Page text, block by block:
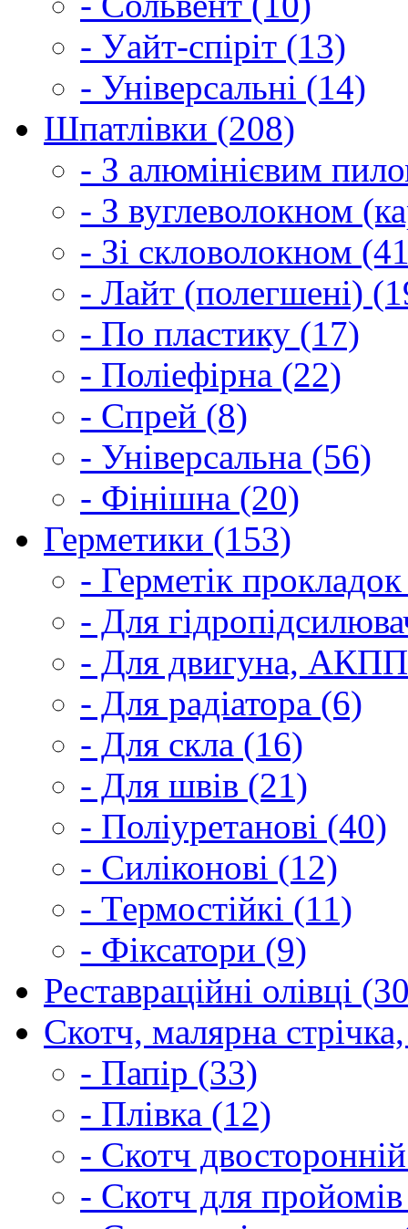
- Уайт-спіріт (13)
- Універсальні (14)
Шпатлівки (208)
- З алюмінієвим
- З вуглеволокном
- Зі скловолокном
- Лайт (полегшені)
- По пластику (17)
- Поліефірна (22)
- Спрей (8)
- Універсальна (56)
- Фінішна (20)
Герметики (153)
- Герметік
- Для
- Для двигуна,
- Для радіатора (6)
- Для скла (16)
- Для швів (21)
- Поліуретанові (40)
- Силіконові (12)
- Термостійкі (11)
- Фіксатори (9)
Реставраційні олівці
Скотч, малярна
- Папір (33)
- Плівка (12)
- Скотч
- Скотч для